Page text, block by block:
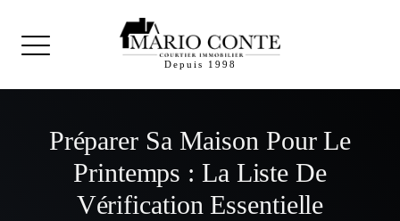
Depuis 1998
Préparer Sa Maison Pour Le
Printemps : La Liste De
Vérification Essentielle